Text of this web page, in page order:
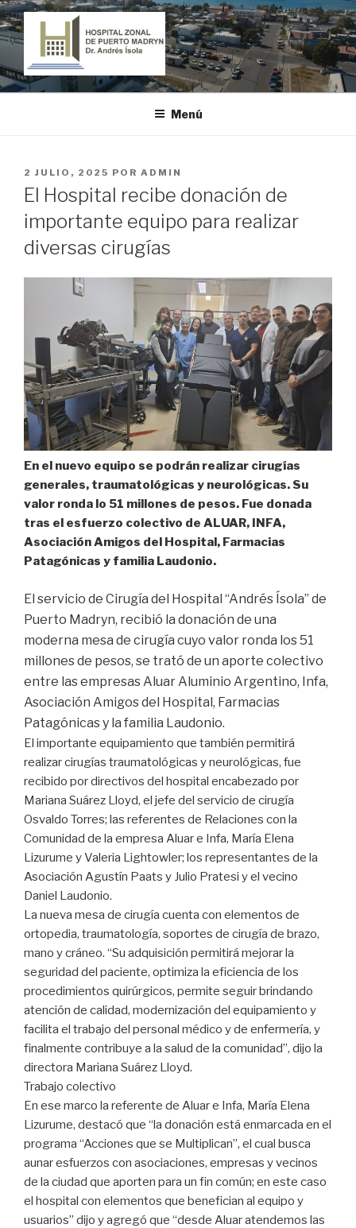
Ir
al
contenido
HOSPITAL ZONAL DE PUERTO
"Dr. Andrés Ísola"
Menú
PUBLICADO
EL
2 JULIO, 2025 POR ADMIN
El Hospital recibe donación de
importante equipo para realizar
diversas cirugías
En el nuevo equipo se podrán realizar cirugías
generales, traumatológicas y neurológicas. Su
valor ronda lo 51 millones de pesos. Fue donada
tras el esfuerzo colectivo de ALUAR, INFA,
Asociación Amigos del Hospital, Farmacias
Patagónicas y familia Laudonio.
El servicio de Cirugía del Hospital “Andrés Ísola” de
Puerto Madryn, recibió la donación de una
moderna mesa de cirugía cuyo valor ronda los 51
millones de pesos, se trató de un aporte colectivo
entre las empresas Aluar Aluminio Argentino, Infa,
Asociación Amigos del Hospital, Farmacias
Patagónicas y la familia Laudonio.
El importante equipamiento que también permitirá
realizar cirugías traumatológicas y neurológicas, fue
recibido por directivos del hospital encabezado por
Mariana Suárez Lloyd, el jefe del servicio de cirugía
Osvaldo Torres; las referentes de Relaciones con la
Comunidad de la empresa Aluar e Infa, María Elena
Lizurume y Valeria Lightowler; los representantes de la
Asociación Agustín Paats y Julio Pratesi y el vecino
Daniel Laudonio.
La nueva mesa de cirugía cuenta con elementos de
ortopedia, traumatología, soportes de cirugía de brazo,
mano y cráneo. “Su adquisición permitirá mejorar la
seguridad del paciente, optimiza la eficiencia de los
procedimientos quirúrgicos, permite seguir brindando
atención de calidad, modernización del equipamiento y
facilita el trabajo del personal médico y de enfermería, y
finalmente contribuye a la salud de la comunidad”, dijo la
directora Mariana Suárez Lloyd.
Trabajo colectivo
En ese marco la referente de Aluar e Infa, María Elena
Lizurume, destacó que “la donación está enmarcada en el
programa “Acciones que se Multiplican”, el cual busca
aunar esfuerzos con asociaciones, empresas y vecinos
de la ciudad que aporten para un fin común; en este caso
el hospital con elementos que benefician al equipo y
usuarios” dijo y agregó que “desde Aluar atendemos las